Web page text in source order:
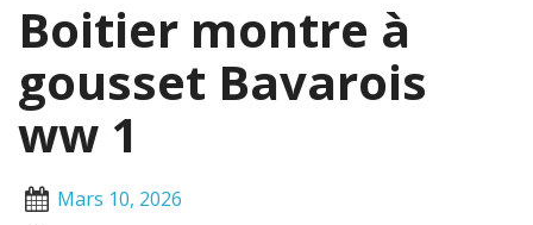
Boitier montre à
gousset Bavarois
ww 1
Mars 10, 2026